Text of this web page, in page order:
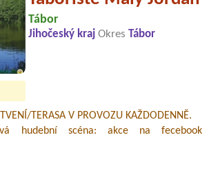
Tábor
Jihočeský kraj Okres Tábor
TERASA V PROVOZU KAŽDODENNĚ.
hudební scéna: akce na fecebook